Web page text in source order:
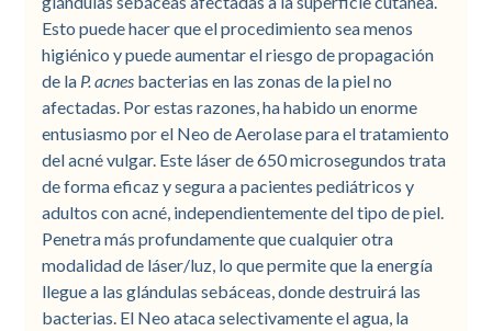
Esto puede hacer que el procedimiento sea menos
higiénico y puede aumentar el riesgo de propagación
de la P. acnes bacterias en las zonas de la piel no
afectadas. Por estas razones, ha habido un enorme
entusiasmo por el Neo de Aerolase para el tratamiento
del acné vulgar. Este láser de 650 microsegundos trata
de forma eficaz y segura a pacientes pediátricos y
adultos con acné, independientemente del tipo de piel.
Penetra más profundamente que cualquier otra
modalidad de láser/luz, lo que permite que la energía
llegue a las glándulas sebáceas, donde destruirá las
bacterias. El Neo ataca selectivamente el agua, la